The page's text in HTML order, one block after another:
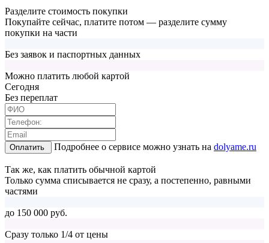
Разделите стоимость покупки
Покупайте сейчас, платите потом — разделите сумму
покупки на части
Без заявок и паспортных данных
Можно платить любой картой
Cегодня
Без переплат
Оплатить Подробнее о сервисе можно узнать на dolyame.ru
Так же, как платить обычной картой
Только сумма списывается не сразу, а постепенно, равными
частями
до 150 000 руб.
Сразу только 1/4 от цены